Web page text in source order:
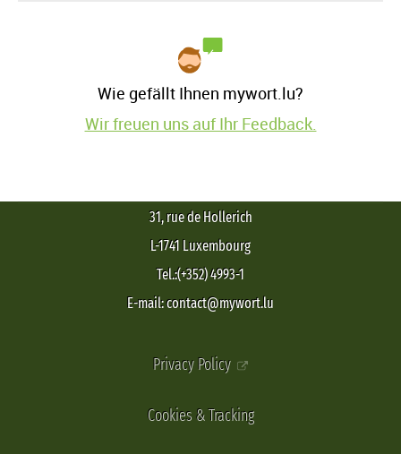
Wie gefällt Ihnen mywort.lu?
Wir freuen uns auf Ihr Feedback.
31, rue de Hollerich
L-1741 Luxembourg
Tel.:(+352) 4993-1
E-mail: contact@mywort.lu
Privacy Policy
Cookies & Tracking